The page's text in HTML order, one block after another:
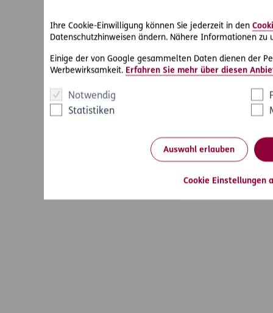
Ihre Cookie-Einwilligung können Sie jederzeit in den
Datenschutzhinweisen ändern. Nähere Informationen zu
Einige der von Google gesammelten Daten dienen der
Werbewirksamkeit. Erfahren Sie mehr über diesen
Notwendig
Statistiken
Auswahl erlauben
Cookie Einstellungen
Footer-Links
Barrierefreiheit
Impressum
Rechtliche Hinweise & Datenschutz
Sitemap